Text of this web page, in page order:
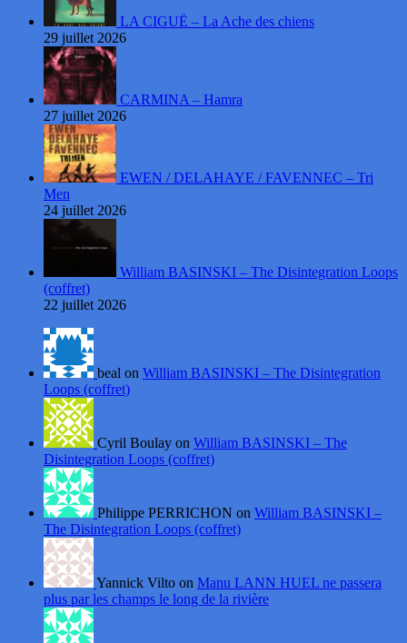
LA CIGUË – La Ache des chiens
29 juillet 2026
CARMINA – Hamra
27 juillet 2026
EWEN / DELAHAYE / FAVENNEC – Tri
Men
24 juillet 2026
William BASINSKI – The Disintegration Loops
(coffret)
22 juillet 2026
beal on William BASINSKI – The Disintegration
Loops (coffret)
Cyril Boulay on William BASINSKI – The
Disintegration Loops (coffret)
Philippe PERRICHON on William BASINSKI –
The Disintegration Loops (coffret)
Yannick Vilto on Manu LANN HUEL ne passera
plus par les champs le long de la rivière